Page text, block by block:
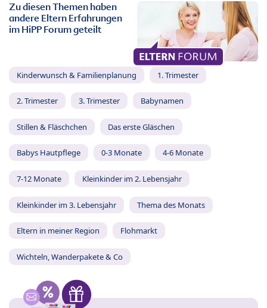
Zu diesen Themen haben
andere Eltern Erfahrungen
im HiPP Forum geteilt
Kinderwunsch & Familienplanung 1. Trimester
2. Trimester 3. Trimester Babynamen
Stillen & Fläschchen Das erste Gläschen
Babys Hautpflege 0-3 Monate 4-6 Monate
7-12 Monate Kleinkinder im 2. Lebensjahr
Kleinkinder im 3. Lebensjahr Thema des Monats
Eltern in meiner Region Flohmarkt
Wichteln, Wanderpakete & Co